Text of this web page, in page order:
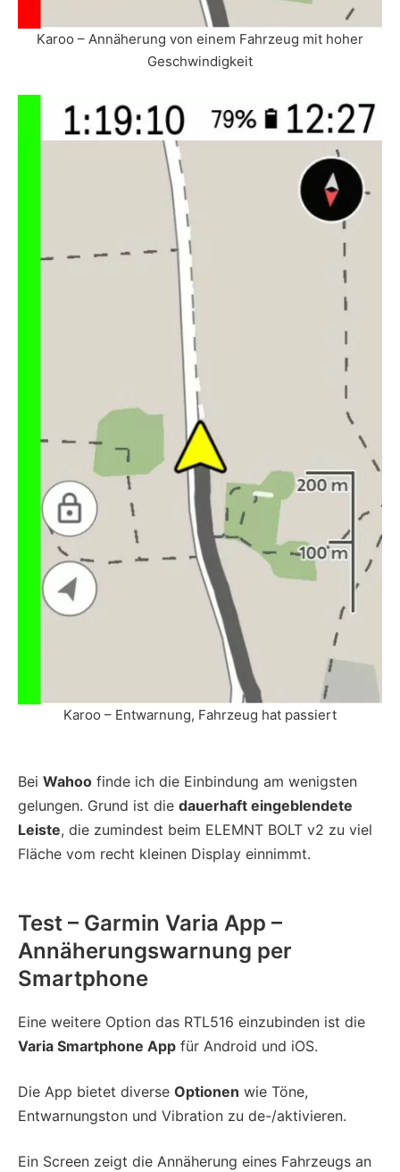
Karoo – Annäherung von einem Fahrzeug mit hoher
Geschwindigkeit
Karoo – Entwarnung, Fahrzeug hat passiert
Bei Wahoo finde ich die Einbindung am wenigsten
gelungen. Grund ist die dauerhaft eingeblendete
Leiste, die zumindest beim ELEMNT BOLT v2 zu viel
Fläche vom recht kleinen Display einnimmt.
Test – Garmin Varia App –
Annäherungswarnung per
Smartphone
Eine weitere Option das RTL516 einzubinden ist die
Varia Smartphone App für Android und iOS.
Die App bietet diverse Optionen wie Töne,
Entwarnungston und Vibration zu de-/aktivieren.
Ein Screen zeigt die Annäherung eines Fahrzeugs an